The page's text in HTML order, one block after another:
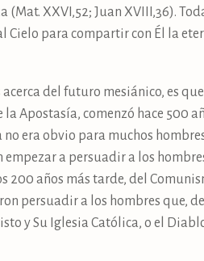
XXVI,52; Juan XVIII,36).
Cielo para compartir con Él la
del futuro mesiánico, es
Apostasía, comenzó hace 500
era obvio para muchos
a persuadir a los
200 años más tarde, del
persuadir a los hombres que,
y Su Iglesia Católica, o el